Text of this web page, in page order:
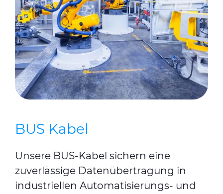
BUS Kabel
Unsere BUS-Kabel sichern eine
zuverlässige Datenübertragung in
industriellen Automatisierungs- und